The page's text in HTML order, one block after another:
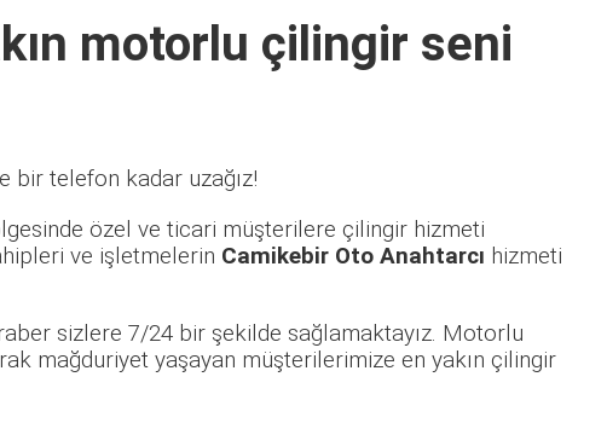
motorlu çilingir seni
bir telefon kadar uzağız!
özel ve ticari müşterilere çilingir hizmeti
ve işletmelerin Camikebir Oto Anahtarcı hizmeti
sizlere 7/24 bir şekilde sağlamaktayız. Motorlu
mağduriyet yaşayan müşterilerimize en yakın çilingir